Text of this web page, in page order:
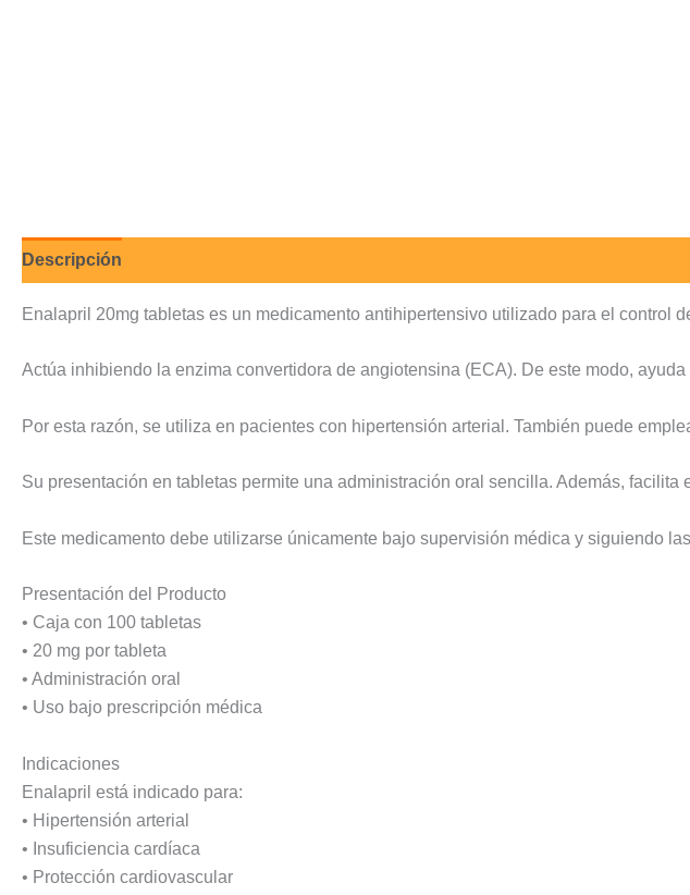
Descripción
Enalapril 20mg tabletas es un medicamento antihipertensivo utilizado para el control
Actúa inhibiendo la enzima convertidora de angiotensina (ECA). De este modo,
Por esta razón, se utiliza en pacientes con hipertensión arterial. También puede
Su presentación en tabletas permite una administración oral sencilla. Además, facilita
Este medicamento debe utilizarse únicamente bajo supervisión médica y siguiendo
Presentación del Producto
• Caja con 100 tabletas
• 20 mg por tableta
• Administración oral
• Uso bajo prescripción médica
Indicaciones
Enalapril está indicado para:
• Hipertensión arterial
• Insuficiencia cardíaca
• Protección cardiovascular